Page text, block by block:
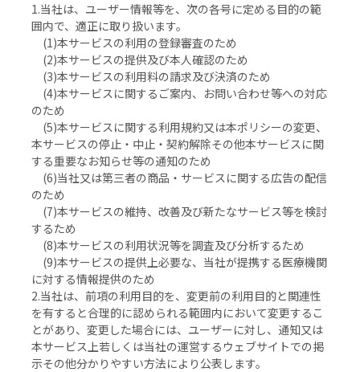
1.当社は、ユーザー情報等を、次の各号に定める目的の範
囲内で、適正に取り扱います。
(1)本サービスの利用の登録審査のため
(2)本サービスの提供及び本人確認のため
(3)本サービスの利用料の請求及び決済のため
(4)本サービスに関するご案内、お問い合わせ等への対応
のため
(5)本サービスに関する利用規約又は本ポリシーの変更、
本サービスの停止・中止・契約解除その他本サービスに関
する重要なお知らせ等の通知のため
(6)当社又は第三者の商品・サービスに関する広告の配信
のため
(7)本サービスの維持、改善及び新たなサービス等を検討
するため
(8)本サービスの利用状況等を調査及び分析するため
(9)本サービスの提供上必要な、当社が提携する医療機関
に対する情報提供のため
2.当社は、前項の利用目的を、変更前の利用目的と関連性
を有すると合理的に認められる範囲内において変更するこ
とがあり、変更した場合には、ユーザーに対し、通知又は
本サービス上若しくは当社の運営するウェブサイトでの掲
示その他分かりやすい方法により公表します。